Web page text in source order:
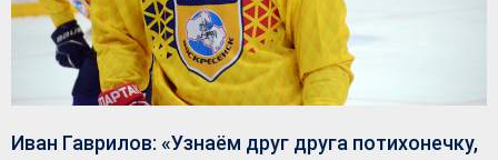
Иван Гаврилов: «Узнаём друг друга потихонечку,